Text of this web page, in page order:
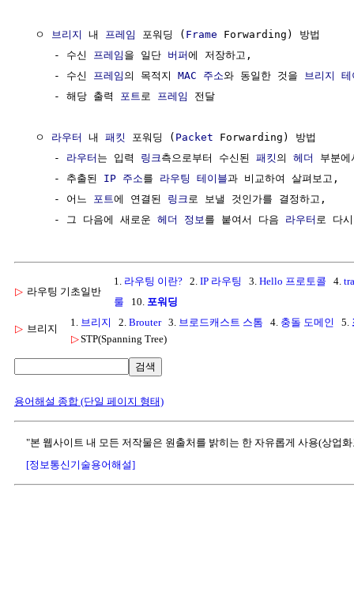
  ㅇ
브리지 내 프레임 포워딩 ( Frame Forwarding) 방법
     - 수신
프레임 을 일단 버퍼에 저장하고,
     - 수신
프레임 의 목적지 MAC 주소와 동일한 것을
브리지 테
     - 해당 출력
포트 로 프레임 전달
  ㅇ
라우터 내 패킷 포워딩 ( Packet Forwarding) 방법
     -
라우터 는 입력 링크 측으로부터 수신된 패킷 의 헤더
부분
     - 추출된
IP 주소를 라우팅 테이블과 비교하여 살펴보고,
     - 어느
포트에 연결된 링크 로 보낼 것인가를 결정하고,
     - 그 다음에 새로운
헤더 정보 를 붙여서 다음 라우터
▷ 라우팅 기초일반
1. 라우팅 이란? 2. IP 라우팅 3. Hello 프로토콜 4.
룰 10. 포워딩
▷ 브리지
1. 브리지 2. Brouter3. 브로드캐스트 스톰 4. 충돌 도메인 5.
▷STP(Spanning Tree)
검색
용어해설 종합 (단일 페이지 형태)
"본 웹사이트 내 모든 저작물은 원출처를 밝히는 한 자유롭게 사용(상업
[정보통신기술용어해설]